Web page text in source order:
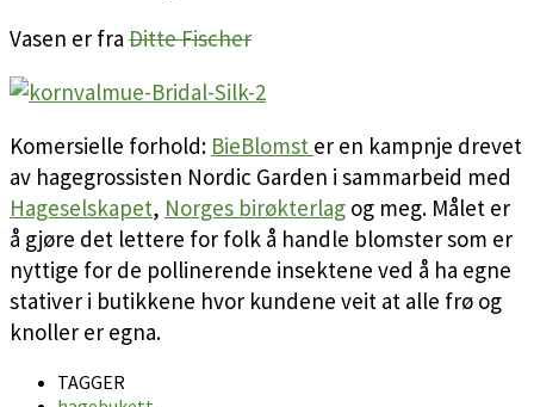
Vasen er fra Ditte Fischer
Komersielle forhold: BieBlomst er en kampnje drevet
av hagegrossisten Nordic Garden i sammarbeid med
Hageselskapet, Norges birøkterlag og meg. Målet er
å gjøre det lettere for folk å handle blomster som er
nyttige for de pollinerende insektene ved å ha egne
stativer i butikkene hvor kundene veit at alle frø og
knoller er egna.
TAGGER